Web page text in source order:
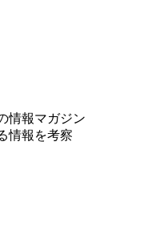
情報マガジン
情報を考察